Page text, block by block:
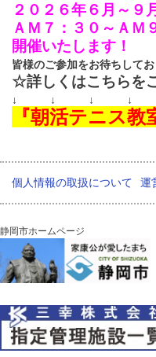
２０２６年６月～９
ＡＭ７：３０～ＡＭ
開催いたします！
皆様のご参加をお待ちしてお
☆詳しくはこちらを
↓ ↓ ↓ ↓
『朝活テニス
個人情報の取扱について 運
静岡市ホームページ